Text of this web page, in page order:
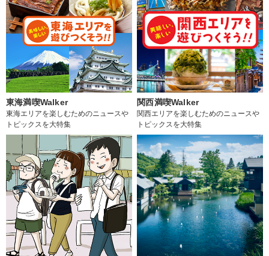
東海満喫Walker
東海エリアを楽しむためのニュースや
トピックスを大特集
関西満喫Walker
関西エリアを楽しむためのニュースや
トピックスを大特集